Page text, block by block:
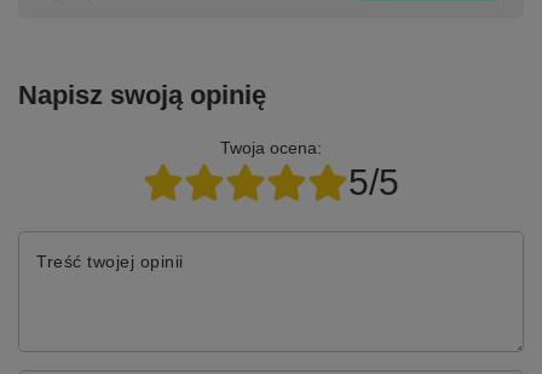
Napisz swoją opinię
Twoja ocena:
5/5
Treść twojej opinii